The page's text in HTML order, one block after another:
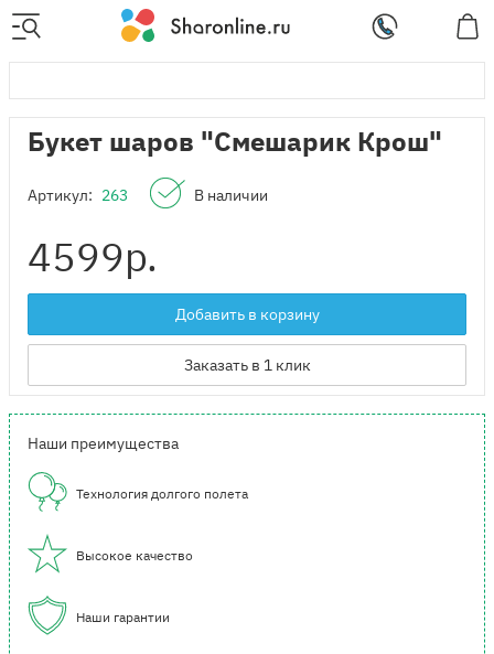
Букет шаров "Смешарик Крош"
Артикул: 263 В наличии
4599р.
Добавить в корзину
Заказать в 1 клик
Наши преимущества
Технология долгого полета
Высокое качество
Наши гарантии